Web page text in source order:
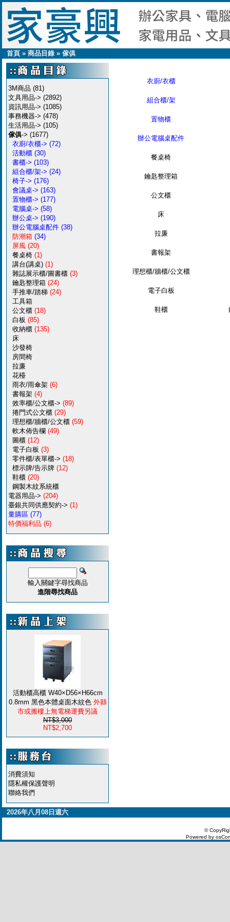
首頁 » 商品目錄» 傢俱
3M商品 (81)
文具用品-> (2892)
資訊用品-> (1085)
事務機器-> (478)
生活用品-> (105)
傢俱-> (1677)
衣廚/衣櫃-> (72)
活動櫃 (30)
書櫃-> (103)
組合櫃/架-> (24)
椅子-> (176)
會議桌-> (163)
置物櫃-> (177)
電腦桌-> (58)
辦公桌-> (190)
辦公電腦桌配件 (38)
防潮箱 (34)
屏風 (20)
餐桌椅 (1)
講台(講桌) (1)
雜誌展示櫃/圖書櫃 (3)
鑰匙整理箱 (24)
手推車/踏梯 (24)
工具箱
公文櫃 (18)
白板 (85)
收納櫃 (135)
床
沙發椅
房間椅
拉廉
花檯
雨衣/雨傘架 (6)
書報架 (4)
效率櫃/公文櫃-> (89)
捲門式公文櫃 (29)
理想櫃/牆櫃/公文櫃 (59)
軟木佈告欄 (49)
圖櫃 (12)
電子白板 (3)
零件櫃/表單櫃-> (18)
標示牌/告示牌 (12)
鞋櫃 (20)
鋼製木紋系統櫃
電器用品-> (204)
臺銀共同供應契約-> (1)
量購區 (77)
特價福利品 (6)
輸入關鍵字尋找商品
進階尋找商品
活動櫃高櫃 W40×D56×H66cm
0.8mm 黑色本體桌面木紋色 外縣
市或搬樓上無電梯運費另議
NT$3,000
NT$2,700
消費須知
隱私權保護聲明
聯絡我們
衣廚/衣櫃
組合櫃/架
置物櫃
辦公電腦桌配件
餐桌椅
鑰匙整理箱
公文櫃
床
拉廉
書報架
理想櫃/牆櫃/公文櫃
電子白板
鞋櫃
2026年八月08日週六
©
Powered by